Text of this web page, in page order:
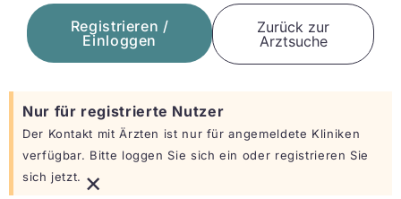
Registrieren /
Einloggen
Zurück zur
Arztsuche
Nur für registrierte Nutzer
Der Kontakt mit Ärzten ist nur für angemeldete Kliniken
verfügbar. Bitte loggen Sie sich ein oder registrieren Sie
sich jetzt. ×